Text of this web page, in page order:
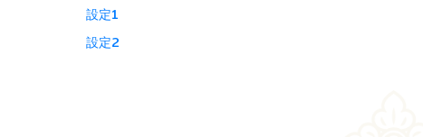
設定1
設定2